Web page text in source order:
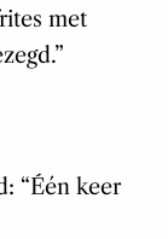
met
“Één keer